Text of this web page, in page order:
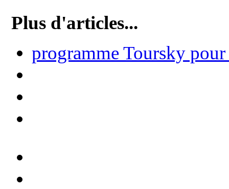
Plus d'articles...
programme Toursky